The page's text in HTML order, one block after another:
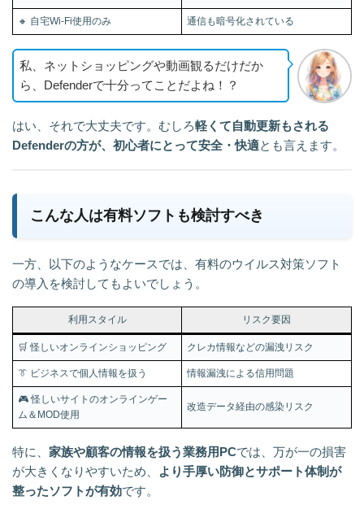
🔸 自宅Wi-Fi使用のみ 通信も暗号化されている
私、ネットショッピングや動画観るだけだか
ら、Defenderで十分ってことだよね！？
はい、それで大丈夫です。むしろ軽くて自動更新もされる
Defenderの方が、初心者にとって安全・快適とも言えます。
こんな人は有料ソフトも検討すべき
一方、以下のようなケースでは、有料のウイルス対策ソフト
の導入を検討してもよいでしょう。
利用スタイル リスク要因
🛒 怪しいオンラインショッピング クレカ情報などの漏洩リスク
👔 ビジネスで個人情報を扱う 情報漏洩による信用問題
🎮 怪しいサイトのオンラインゲー
ム＆MOD使用
改造データ経由の感染リスク
特に、 家族や顧客の情報を扱う業務用PCでは、万が一の損害
が大きくなりやすいため、
より手厚い防御とサポート体制が
整ったソフトが有効です。